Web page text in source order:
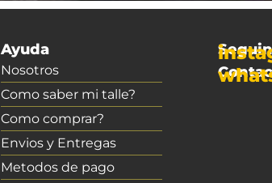
Ayuda
Nosotros
Como saber mi talle?
Como comprar?
Envios y Entregas
Metodos de pago